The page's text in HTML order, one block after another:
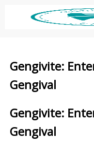
Gengivite:
Gengival
Gengivite:
Gengival